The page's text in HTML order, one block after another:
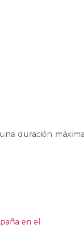
duración